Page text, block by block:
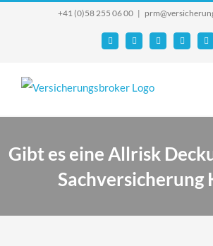
+41 (0)58 255 06 00 |
Email FacebookYouTube
X
Gibt es eine Allrisk
Sachversicherung